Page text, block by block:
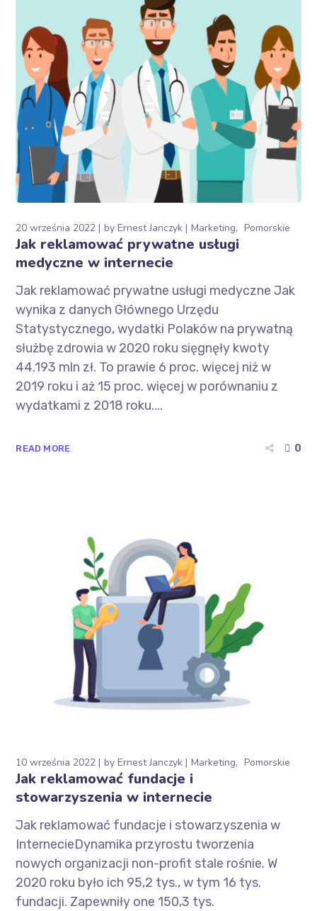
20 września 2022 byErnest Janczyk Marketing Pomorskie
Jak reklamować prywatne usługi
medyczne w internecie
Jak reklamować prywatne usługi medyczne Jak
wynika z danych Głównego Urzędu
Statystycznego, wydatki Polaków na prywatną
służbę zdrowia w 2020 roku sięgnęły kwoty
44.193 mln zł. To prawie 6 proc. więcej niż w
2019 roku i aż 15 proc. więcej w porównaniu z
wydatkami z 2018 roku....
READ MORE 0
10 września 2022 byErnest Janczyk Marketing Pomorskie
Jak reklamować fundacje i
stowarzyszenia w internecie
Jak reklamować fundacje i stowarzyszenia w
InternecieDynamika przyrostu tworzenia
nowych organizacji non-profit stale rośnie. W
2020 roku było ich 95,2 tys., w tym 16 tys.
fundacji. Zapewniły one 150,3 tys.